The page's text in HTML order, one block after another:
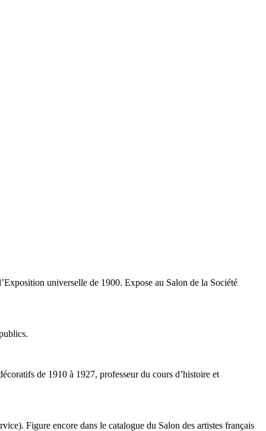
universelle de 1900. Expose au Salon de la Société
de 1910 à 1927, professeur du cours d’histoire et
Figure encore dans le catalogue du Salon des artistes français